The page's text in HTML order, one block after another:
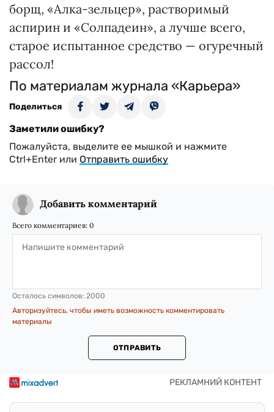
борщ, «Алка-зельцер», растворимый
аспирин и «Солпадеин», а лучше всего,
старое испытанное средство — огуречный
рассол!
По материалам журнала «Карьера»
Поделиться
Заметили ошибку?
Пожалуйста, выделите ее мышкой и нажмите
Ctrl+Enter или Отправить ошибку
Добавить комментарий
Всего комментариев: 0
Осталось символов: 2000
Авторизуйтесь, чтобы иметь возможность комментировать
материалы
ОТПРАВИТЬ